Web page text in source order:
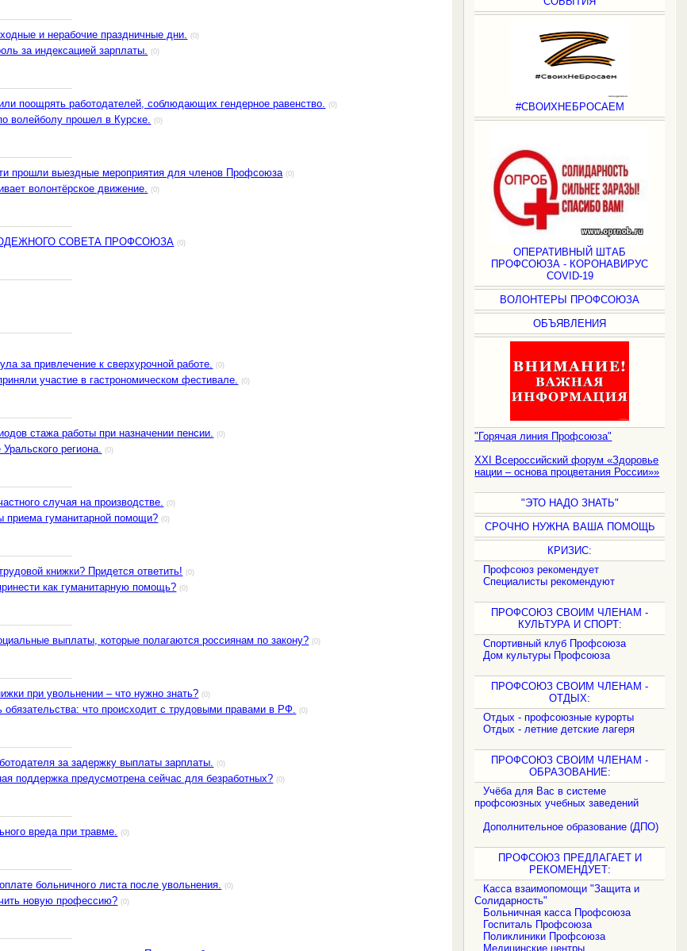
#СВОИХНЕБРОСАЕМ
ОПЕРАТИВНЫЙ ШТАБ
ПРОФСОЮЗА - КОРОНАВИРУС
COVID-19
ВОЛОНТЕРЫ ПРОФСОЮЗА
ОБЪЯВЛЕНИЯ
"Горячая линия Профсоюза"
XXI Всероссийский форум «Здоровье
нации – основа процветания России»»
"ЭТО НАДО ЗНАТЬ"
СРОЧНО НУЖНА ВАША ПОМОЩЬ
КРИЗИС:
Профсоюз рекомендует
Специалисты рекомендуют
ПРОФСОЮЗ СВОИМ ЧЛЕНАМ -
КУЛЬТУРА И СПОРТ:
Спортивный клуб Профсоюза
Дом культуры Профсоюза
ПРОФСОЮЗ СВОИМ ЧЛЕНАМ -
ОТДЫХ:
Отдых - профсоюзные курорты
Отдых - летние детские лагеря
ПРОФСОЮЗ СВОИМ ЧЛЕНАМ -
ОБРАЗОВАНИЕ:
Учёба для Вас в системе
профсоюзных учебных заведений
Дополнительное образование (ДПО)
ПРОФСОЮЗ ПРЕДЛАГАЕТ И
РЕКОМЕНДУЕТ:
Касса взаимопомощи "Защита и
Солидарность"
Больничная касса Профсоюза
Госпиталь Профсоюза
Поликлиники Профсоюза
Медицинские центры
и нерабочие праздничные дни. (0)
за индексацией зарплаты. (0)
поощрять работодателей, соблюдающих гендерное равенство. (0)
волейболу прошел в Курске. (0)
прошли выездные мероприятия для членов Профсоюза (0)
волонтёрское движение. (0)
СОВЕТА ПРОФСОЮЗА (0)
за привлечение к сверхурочной работе. (0)
участие в гастрономическом фестивале. (0)
стажа работы при назначении пенсии. (0)
региона. (0)
случая на производстве. (0)
приема гуманитарной помощи? (0)
книжки? Придется ответить! (0)
как гуманитарную помощь? (0)
выплаты, которые полагаются россиянам по закону? (0)
при увольнении – что нужно знать? (0)
обязательства: что происходит с трудовыми правами в РФ. (0)
за задержку выплаты зарплаты. (0)
поддержка предусмотрена сейчас для безработных? (0)
вреда при травме. (0)
больничного листа после увольнения. (0)
новую профессию? (0)